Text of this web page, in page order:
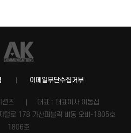
이메일무단수집거부
션즈
대표 : 대표이사 이동섭
털로 178 가산퍼블릭 비동 오비-1805호
1806호